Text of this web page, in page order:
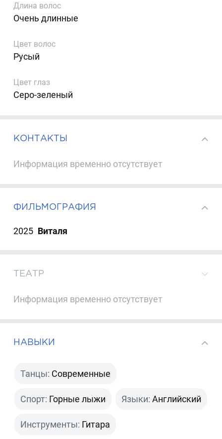
Длина волос
Очень длинные
Цвет волос
Русый
Цвет глаз
Серо-зеленый
КОНТАКТЫ
Информация временно отсутствует
ФИЛЬМОГРАФИЯ
2025 Виталя
ТЕАТР
Информация временно отсутствует
НАВЫКИ
Танцы: Современные
Спорт: Горные лыжи Языки: Английский
Инструменты: Гитара